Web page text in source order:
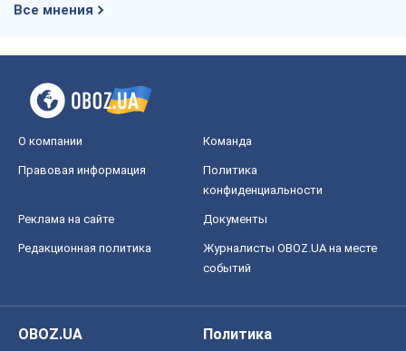
Все мнения
О компании Команда
Правовая информация
Политика
конфиденциальности
Реклама на сайте Документы
Редакционная политика
Журналисты OBOZ.UA на месте
событий
OBOZ.UA
Политика